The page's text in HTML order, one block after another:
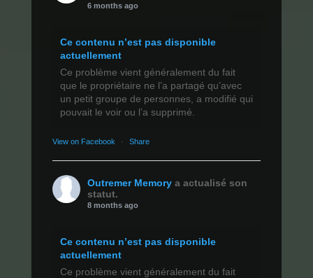
6 months ago
Ce contenu n’est pas disponible
actuellement
Ce problème vient généralement du fait
que le propriétaire ne l’a partagé qu’avec
un petit groupe de personnes, a modifié qui
pouvait le voir ou l’a supprimé.
View on Facebook · Share
Outremer Memory a actualisé son
statut.
8 months ago
Ce contenu n’est pas disponible
actuellement
Ce problème vient généralement du fait